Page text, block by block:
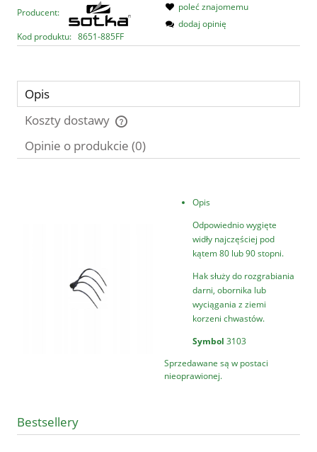
Producent:
Kod produktu: 8651-885FF
poleć znajomemu
dodaj opinię
Opis
Koszty dostawy
Cena nie zawiera ewentualnych kosztów płatności
Opinie o produkcie (0)
Opis
Odpowiednio wygięte
widły najczęściej pod
kątem 80 lub 90 stopni.
Hak służy do rozgrabiania
darni, obornika lub
wyciągania z ziemi
korzeni chwastów.
Symbol 3103
Sprzedawane są w postaci
nieoprawionej.
Bestsellery